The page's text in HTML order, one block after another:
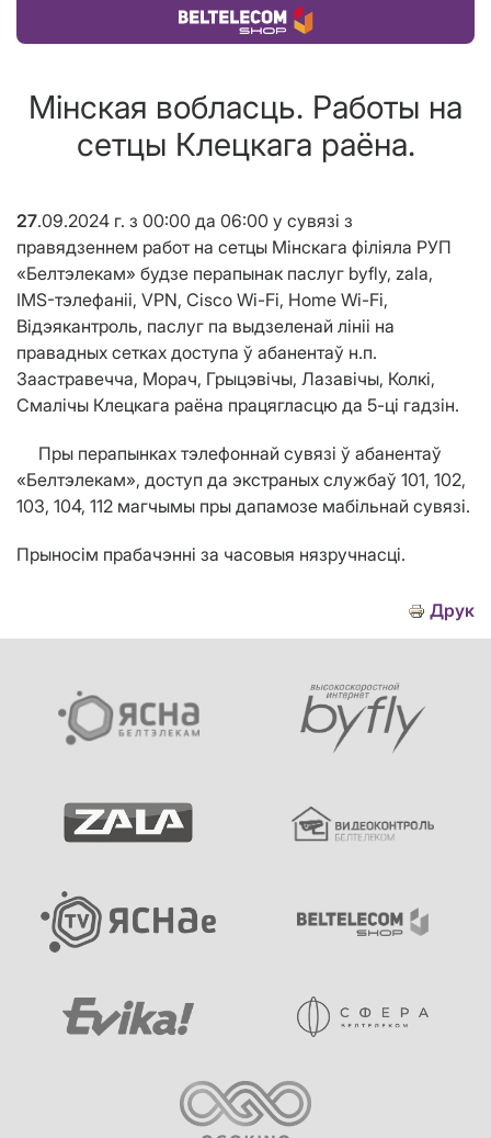
Купіць тавар
Мінская вобласць. Работы на
сетцы Клецкага раёна.
27.09.2024 г. з 00:00 да 06:00 у сувязі з
правядзеннем работ на сетцы Мінскага фiлiяла РУП
«Белтэлекам» будзе перапынак паслуг byfly, zala,
IMS-тэлефаніі, VPN, Cisco Wi-Fi, Home Wi-Fi,
Відэякантроль, паслуг па выдзеленай лініі на
правадных сетках доступа ў абанентаў н.п.
Заастравечча, Морач, Грыцэвiчы, Лазавiчы, Колкi,
Смалiчы Клецкага раёна працягласцю да 5-цi гадзін.
Пры перапынках тэлефоннай сувязі ў абанентаў
«Белтэлекам», доступ да экстраных службаў 101, 102,
103, 104, 112 магчымы пры дапамозе мабільнай сувязі.
Прыносім прабачэнні за часовыя нязручнасці.
Друк